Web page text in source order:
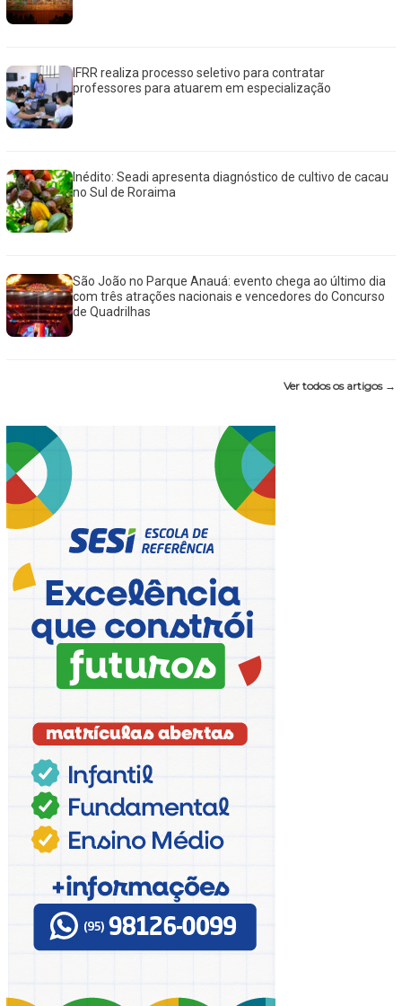
IFRR realiza processo seletivo para contratar
professores para atuarem em especialização
Inédito: Seadi apresenta diagnóstico de cultivo de cacau
no Sul de Roraima
São João no Parque Anauá: evento chega ao último dia
com três atrações nacionais e vencedores do Concurso
de Quadrilhas
Ver todos os artigos →